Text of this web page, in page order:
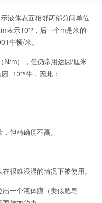
液体表面相邻两部分间单位
表示10⁻³，后一个m是米的
牛顿/米。
N/m），但仍常用达因/厘米
=10⁻⁵牛，因此：
但精确度不高。
很难浸湿的情况下被使用。
一个液体膜（类似肥皂